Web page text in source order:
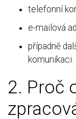
telefonní
e-mailová
případně
komunikaci.
2. Proč